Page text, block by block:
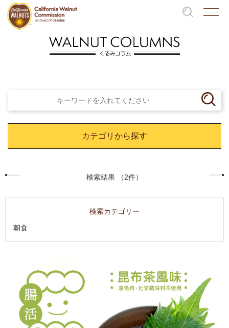
カテゴリから探す
検索結果 （2件）
検索カテゴリー
朝食